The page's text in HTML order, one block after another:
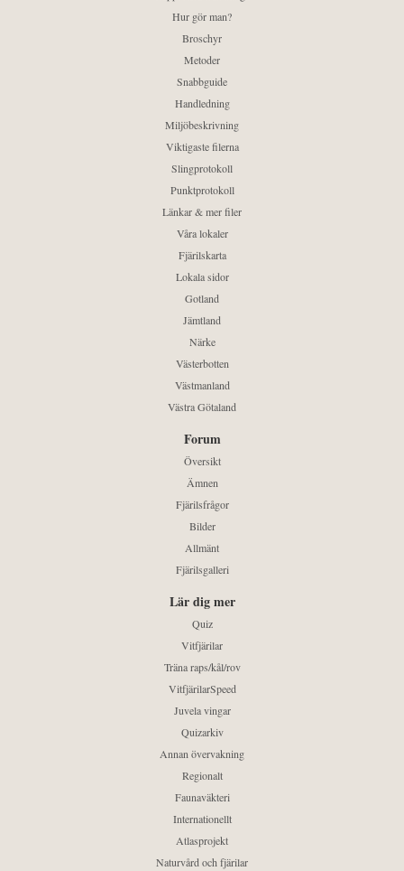
Hur gör man?
Broschyr
Metoder
Snabbguide
Handledning
Miljöbeskrivning
Viktigaste filerna
Slingprotokoll
Punktprotokoll
Länkar & mer filer
Våra lokaler
Fjärilskarta
Lokala sidor
Gotland
Jämtland
Närke
Västerbotten
Västmanland
Västra Götaland
Forum
Översikt
Ämnen
Fjärilsfrågor
Bilder
Allmänt
Fjärilsgalleri
Lär dig mer
Quiz
Vitfjärilar
Träna raps/kål/rov
VitfjärilarSpeed
Juvela vingar
Quizarkiv
Annan övervakning
Regionalt
Faunaväkteri
Internationellt
Atlasprojekt
Naturvård och fjärilar